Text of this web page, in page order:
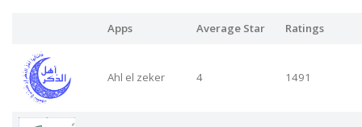
Apps Average Star Ratings
Ahl el zeker 4 1491